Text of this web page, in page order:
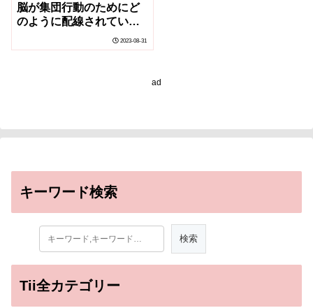
脳が集団行動のためにど
のように配線されている
かが明らかになった(Bat
study reveals how the
2023-08-31
ad
キーワード検索
Tii全カテゴリー